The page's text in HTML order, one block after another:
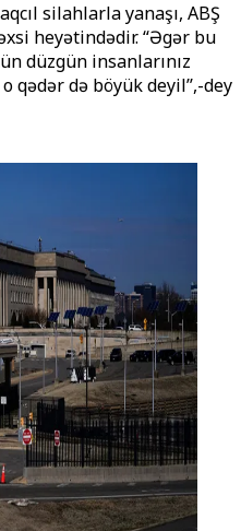
silahlarla yanaşı, ABŞ
heyətindədir. “Əgər bu
düzgün insanlarınız
də böyük deyil’’,-deyә